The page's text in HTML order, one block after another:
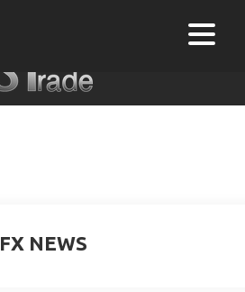
FX NEWS